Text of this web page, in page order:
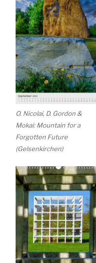
O. Nicolai, D. Gordon &
Mokai: Mountain for a
Forgotten Future
(Gelsenkirchen)